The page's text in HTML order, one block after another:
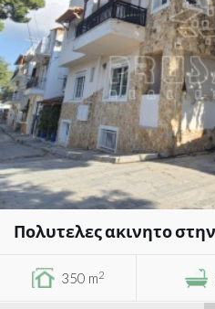
Πολυτελες ακινητο
350 m2